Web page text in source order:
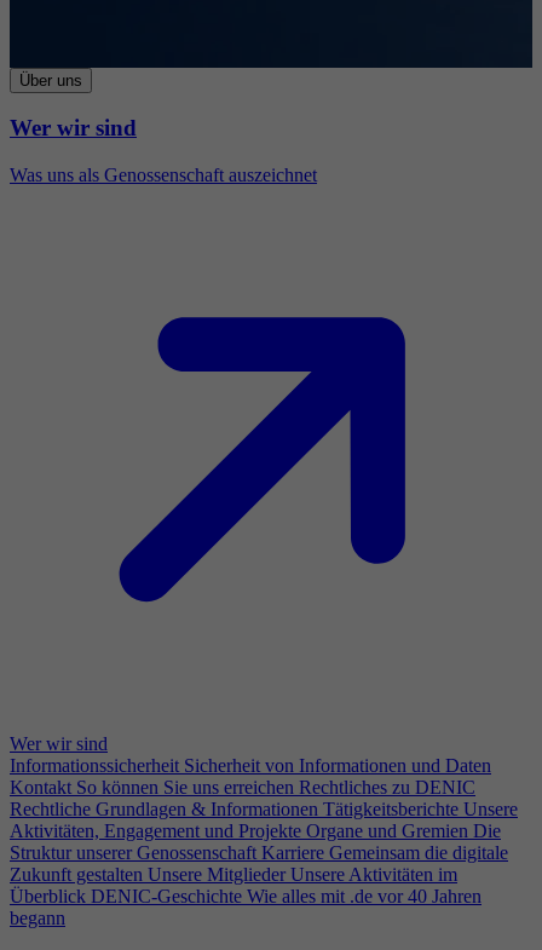
Über uns
Wer wir sind
Was uns als Genossenschaft auszeichnet
Wer wir sind
Informationssicherheit Sicherheit von Informationen und Daten
Kontakt So können Sie uns erreichen Rechtliches zu DENIC
Rechtliche Grundlagen & Informationen Tätigkeitsberichte Unsere
Aktivitäten, Engagement und Projekte Organe und Gremien Die
Struktur unserer Genossenschaft Karriere Gemeinsam die digitale
Zukunft gestalten Unsere Mitglieder Unsere Aktivitäten im
Überblick DENIC-Geschichte Wie alles mit .de vor 40 Jahren
begann